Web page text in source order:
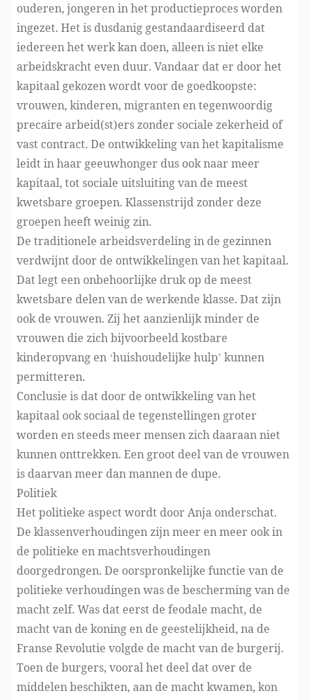
ouderen, jongeren in het productieproces worden
ingezet. Het is dusdanig gestandaardiseerd dat
iedereen het werk kan doen, alleen is niet elke
arbeidskracht even duur. Vandaar dat er door het
kapitaal gekozen wordt voor de goedkoopste:
vrouwen, kinderen, migranten en tegenwoordig
precaire arbeid(st)ers zonder sociale zekerheid of
vast contract. De ontwikkeling van het kapitalisme
leidt in haar geeuwhonger dus ook naar meer
kapitaal, tot sociale uitsluiting van de meest
kwetsbare groepen. Klassenstrijd zonder deze
groepen heeft weinig zin.
De traditionele arbeidsverdeling in de gezinnen
verdwijnt door de ontwikkelingen van het kapitaal.
Dat legt een onbehoorlijke druk op de meest
kwetsbare delen van de werkende klasse. Dat zijn
ook de vrouwen. Zij het aanzienlijk minder de
vrouwen die zich bijvoorbeeld kostbare
kinderopvang en ‘huishoudelijke hulp’ kunnen
permitteren.
Conclusie is dat door de ontwikkeling van het
kapitaal ook sociaal de tegenstellingen groter
worden en steeds meer mensen zich daaraan niet
kunnen onttrekken. Een groot deel van de vrouwen
is daarvan meer dan mannen de dupe.
Politiek
Het politieke aspect wordt door Anja onderschat.
De klassenverhoudingen zijn meer en meer ook in
de politieke en machtsverhoudingen
doorgedrongen. De oorspronkelijke functie van de
politieke verhoudingen was de bescherming van de
macht zelf. Was dat eerst de feodale macht, de
macht van de koning en de geestelijkheid, na de
Franse Revolutie volgde de macht van de burgerij.
Toen de burgers, vooral het deel dat over de
middelen beschikten, aan de macht kwamen, kon